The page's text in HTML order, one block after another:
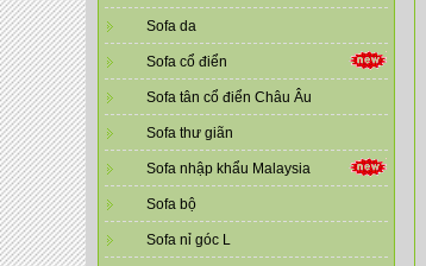
Sofa da
Sofa cổ điển
Sofa tân cổ điển Châu Âu
Sofa thư giãn
Sofa nhập khẩu Malaysia
Sofa bộ
Sofa nỉ góc L